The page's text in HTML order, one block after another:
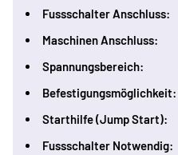
Fussschalter Anschluss:
Maschinen Anschluss:
Spannungsbereich:
Befestigungsmöglichkeit:
Starthilfe (Jump Start):
Fussschalter Notwendig: